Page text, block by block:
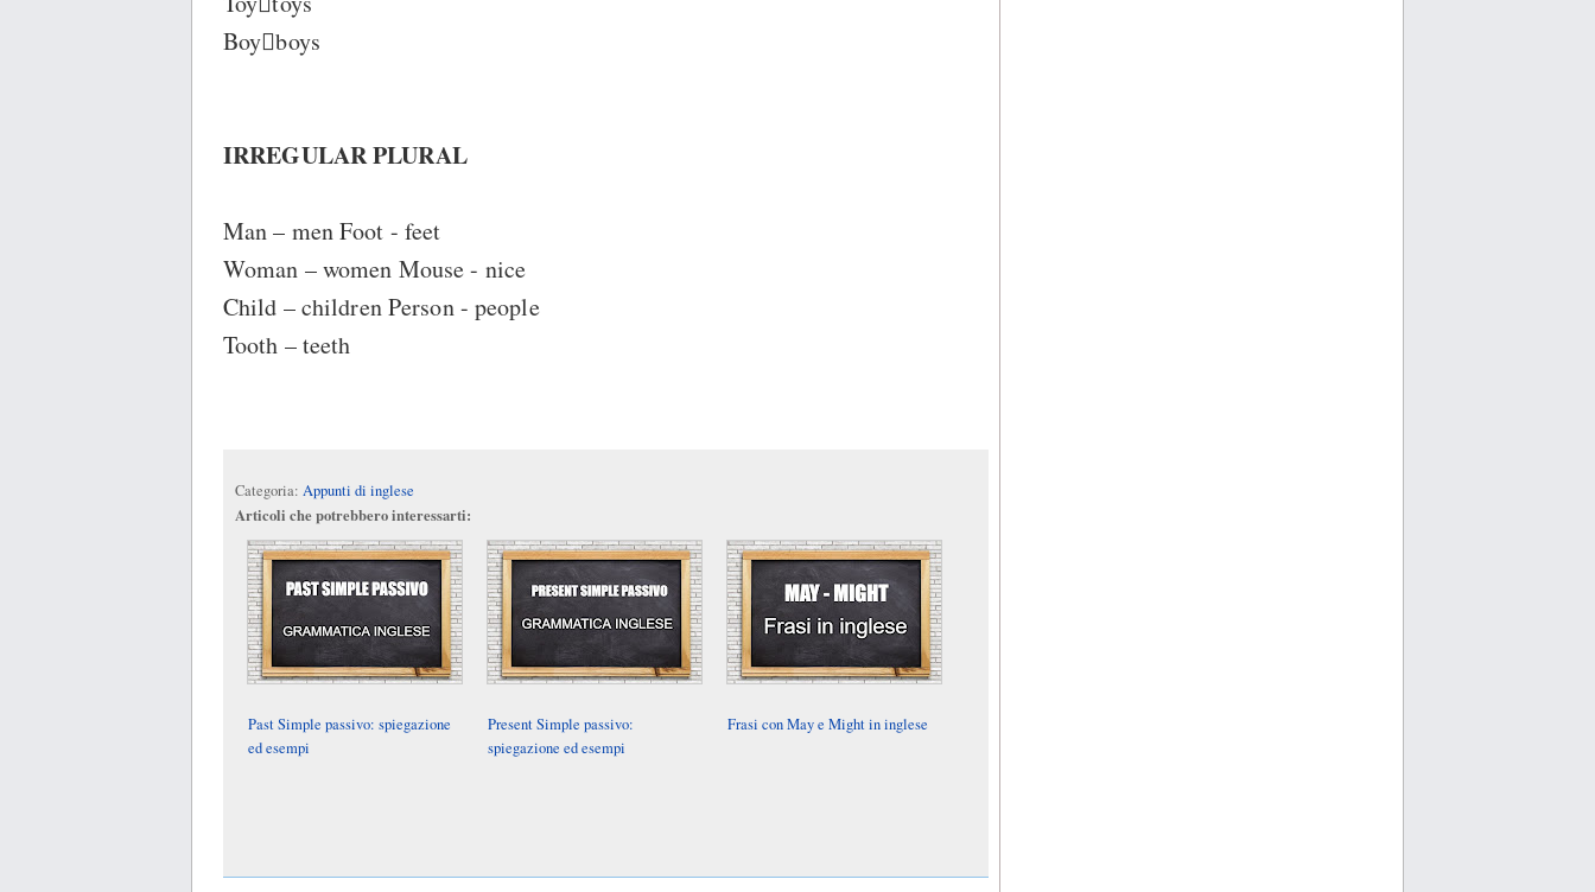
Boyboys
IRREGULAR PLURAL
Man – men Foot - feet
Woman – women Mouse - nice
Child – children Person - people
Tooth – teeth
Categoria: Appunti di inglese
Articoli che potrebbero interessarti:
Past Simple passivo: spiegazione
ed esempi
Present Simple passivo:
spiegazione ed esempi
Frasi con May e Might in inglese